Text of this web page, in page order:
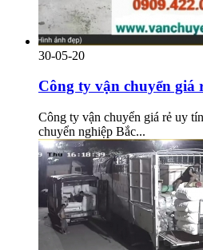
30-05-20
Công ty vận chuyển giá
Công ty vận chuyển giá rẻ uy
chuyển nghiệp Bắc...